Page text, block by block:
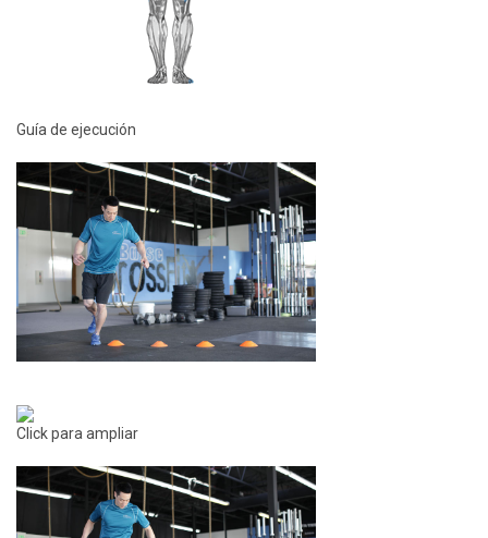
Guía de ejecución
Click para ampliar